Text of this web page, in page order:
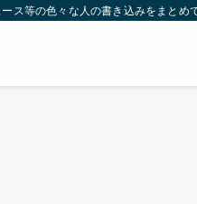
ス等の色々な人の書き込みをまとめ